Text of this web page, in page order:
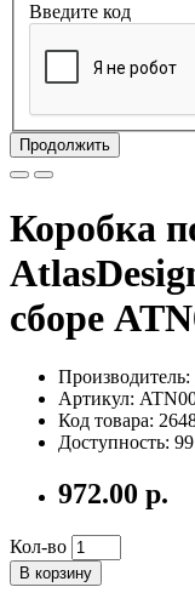
Введите код
Продолжить
Коробка
сборе
Производитель:
Артикул:
Код товара:
Доступность: 99
972.00 р.
Кол-во
В корзину